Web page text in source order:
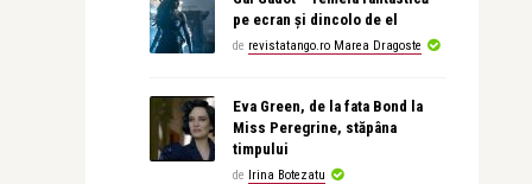
pe ecran și dincolo de el
de revistatango.ro Marea Dragoste
Eva Green, de la fata Bond la
Miss Peregrine, stăpâna
timpului
de Irina Botezatu